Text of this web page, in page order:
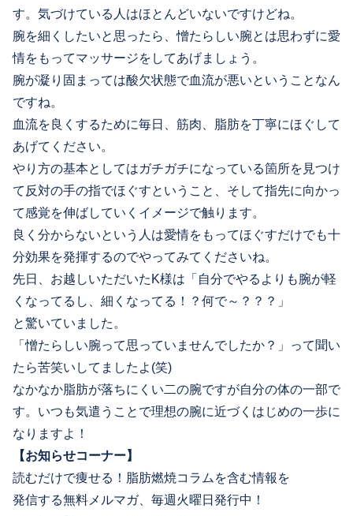
す。気づけている人はほとんどいないですけどね。
腕を細くしたいと思ったら、憎たらしい腕とは思わずに愛
情をもってマッサージをしてあげましょう。
腕が凝り固まっては酸欠状態で血流が悪いということなん
ですね。
血流を良くするために毎日、筋肉、脂肪を丁寧にほぐして
あげてください。
やり方の基本としてはガチガチになっている箇所を見つけ
て反対の手の指でほぐすということ、そして指先に向かっ
て感覚を伸ばしていくイメージで触ります。
良く分からないという人は愛情をもってほぐすだけでも十
分効果を発揮するのでやってみてくださいね。
先日、お越しいただいたK様は「自分でやるよりも腕が軽
くなってるし、細くなってる！？何で～？？？」
と驚いていました。
「憎たらしい腕って思っていませんでしたか？」って聞い
たら苦笑いしてましたよ(笑)
なかなか脂肪が落ちにくい二の腕ですが自分の体の一部で
す。いつも気遣うことで理想の腕に近づくはじめの一歩に
なりますよ！
【お知らせコーナー】
読むだけで痩せる！脂肪燃焼コラムを含む情報を
発信する無料メルマガ、毎週火曜日発行中！